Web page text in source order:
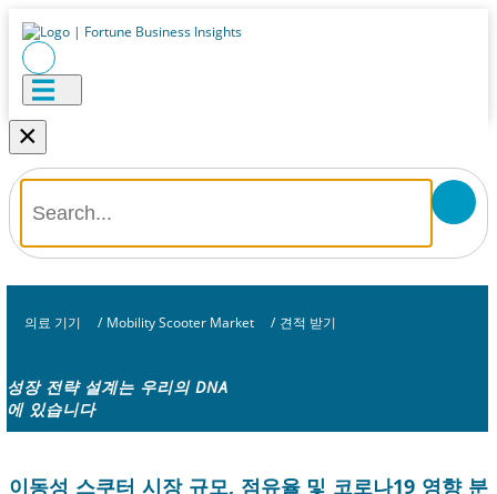
×
의료 기기 / Mobility Scooter Market / 견적 받기
성장 전략 설계는 우리의 DNA
에 있습니다
이동성 스쿠터 시장 규모, 점유율 및 코로나19 영향 분